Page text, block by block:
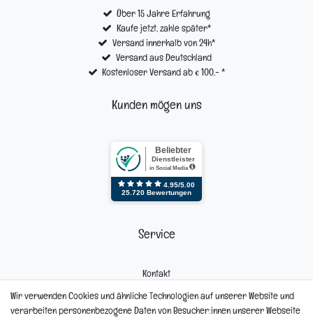
Über 15 Jahre Erfahrung
Kaufe jetzt, zahle später*
Versand innerhalb von 24h*
Versand aus Deutschland
Kostenloser Versand ab € 100,- *
Kunden mögen uns
Service
Kontakt
Wir verwenden Cookies und ähnliche Technologien auf unserer Website und
verarbeiten personenbezogene Daten von Besucher:innen unserer Webseite